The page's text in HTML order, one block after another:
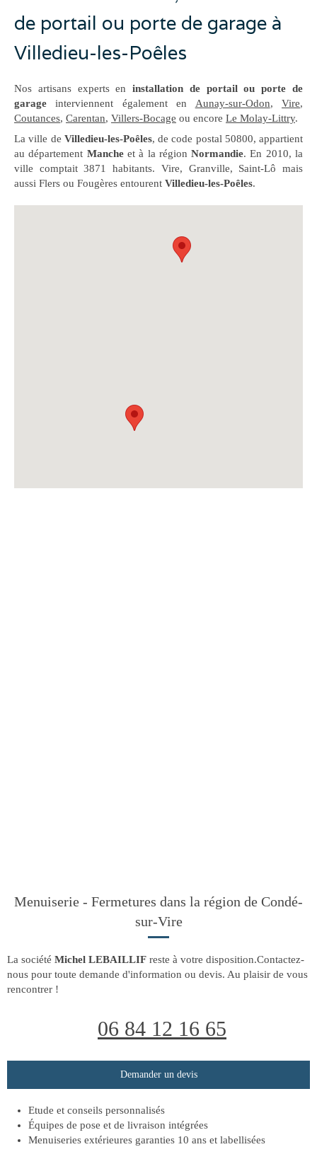
de portail ou porte de garage à
Villedieu-les-Poêles
Nos artisans experts eninstallation de portail ou porte de
garage interviennent également en Aunay-sur-Odon,Vire,
Coutances, Carentan, Villers-Bocage ou encore Le Molay-Littry.
La ville de Villedieu-les-Poêles, de code postal 50800, appartient
au département Mancheet à la régionNormandie. En 2010, la
ville comptait 3871 habitants. Vire, Granville, Saint-Lô mais
aussi Flers ou Fougères entourent Villedieu-les-Poêles.
Menuiserie - Fermetures dans la région de Condé-
sur-Vire
La société Michel LEBAILLIF reste à votre disposition.Contactez-
nous pour toute demande d'information ou devis. Au plaisir de vous
rencontrer !
06 84 12 16 65
Demander un devis
Etude et conseils personnalisés
Équipes de pose et de livraison intégrées
Menuiseries extérieures garanties 10 ans et labellisées